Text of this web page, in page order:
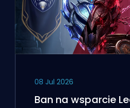
08 Jul 2026
Ban na wsparcie